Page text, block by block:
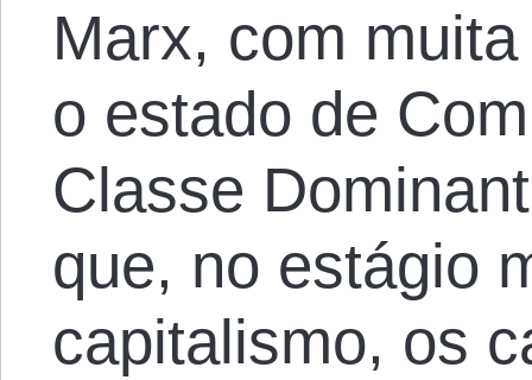
Marx, com
o estado de
Classe
que, no estágio
capitalismo, os